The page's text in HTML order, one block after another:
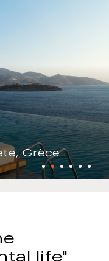
Grèce
life"